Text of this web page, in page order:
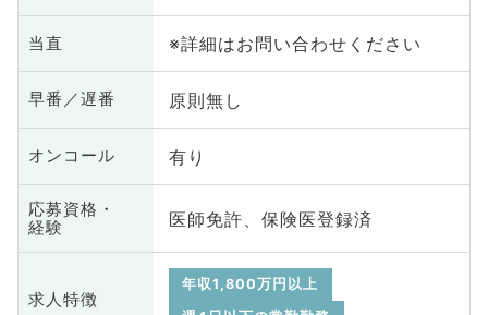
当直 ※詳細はお問い合わせください
早番／遅番 原則無し
オンコール 有り
応募資格・
経験
医師免許、保険医登録済
求人特徴
年収1,800万円以上